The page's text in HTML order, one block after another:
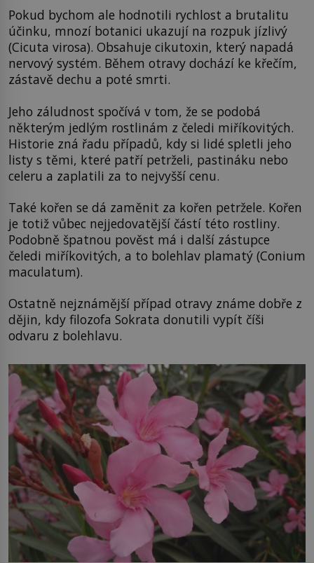
Pokud bychom ale hodnotili rychlost a brutalitu
účinku, mnozí botanici ukazují na rozpuk jízlivý
(Cicuta virosa). Obsahuje cikutoxin, který napadá
nervový systém. Během otravy dochází ke křečím,
zástavě dechu a poté smrti.
Jeho záludnost spočívá v tom, že se podobá
některým jedlým rostlinám z čeledi miříkovitých.
Historie zná řadu případů, kdy si lidé spletli jeho
listy s těmi, které patří petrželi, pastináku nebo
celeru a zaplatili za to nejvyšší cenu.
Také kořen se dá zaměnit za kořen petržele. Kořen
je totiž vůbec nejjedovatější částí této rostliny.
Podobně špatnou pověst má i další zástupce
čeledi miříkovitých, a to bolehlav plamatý (Conium
maculatum).
Ostatně nejznámější případ otravy známe dobře z
dějin, kdy filozofa Sokrata donutili vypít číši
odvaru z bolehlavu.